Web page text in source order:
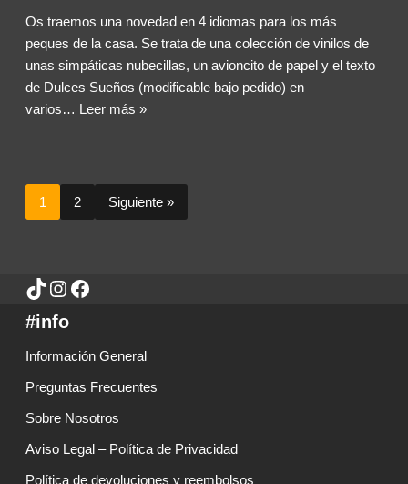
Os traemos una novedad en 4 idiomas para los más
peques de la casa. Se trata de una colección de vinilos de
unas simpáticas nubecillas, un avioncito de papel y el texto
de Dulces Sueños (modificable bajo pedido) en
varios… Leer más »
1 2 Siguiente »
#info
Información General
Preguntas Frecuentes
Sobre Nosotros
Aviso Legal – Política de Privacidad
Política de devoluciones y reembolsos